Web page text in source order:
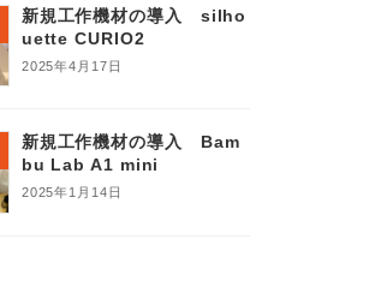
新規工作機材の導入 silho
uette CURIO2
2025年4月17日
新規工作機材の導入 Bam
bu Lab A1 mini
2025年1月14日